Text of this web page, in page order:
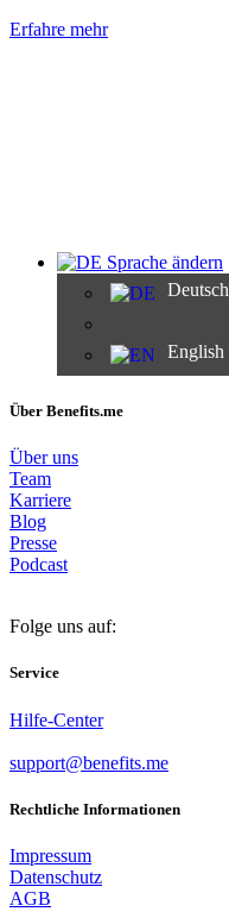
Erfahre mehr
Sprache ändern
Deutsch
English
Über Benefits.me
Über uns
Team
Karriere
Blog
Presse
Podcast
Folge uns auf:
Service
Hilfe-Center
support@benefits.me
Rechtliche Informationen
Impressum
Datenschutz
AGB